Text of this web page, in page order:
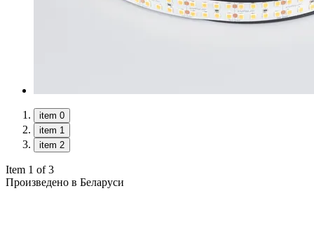
item 0
item 1
item 2
Item 1 of 3
Произведено в Беларуси